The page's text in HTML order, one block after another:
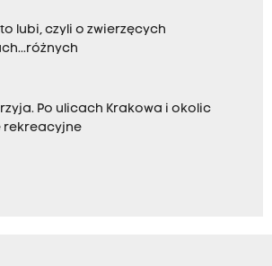
lubi, czyli o zwierzęcych
Po ulicach Krakowa i okolic
rekreacyjne